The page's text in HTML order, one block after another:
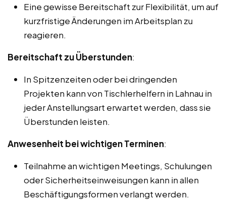
Eine gewisse Bereitschaft zur Flexibilität, um auf
kurzfristige Änderungen im Arbeitsplan zu
reagieren.
Bereitschaft zu Überstunden:
In Spitzenzeiten oder bei dringenden
Projekten kann von Tischlerhelfern in Lahnau in
jeder Anstellungsart erwartet werden, dass sie
Überstunden leisten.
Anwesenheit bei wichtigen Terminen:
Teilnahme an wichtigen Meetings, Schulungen
oder Sicherheitseinweisungen kann in allen
Beschäftigungsformen verlangt werden.